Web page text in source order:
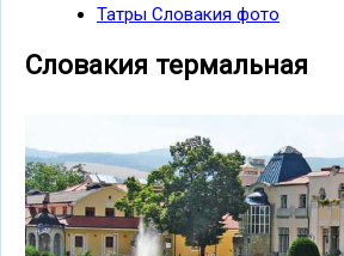
Татры Словакия фото
Словакия термальная